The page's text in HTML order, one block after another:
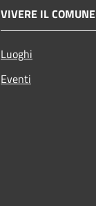
VIVERE IL COMUNE
Luoghi
Eventi